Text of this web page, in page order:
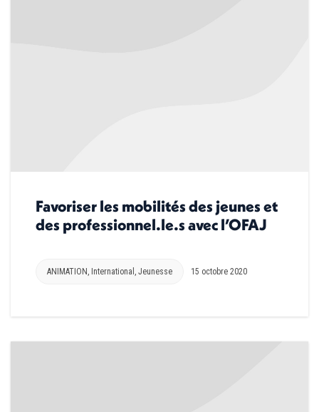
Favoriser les mobilités des jeunes et
des professionnel.le.s avec l’OFAJ
ANIMATION , International , Jeunesse 15 octobre 2020